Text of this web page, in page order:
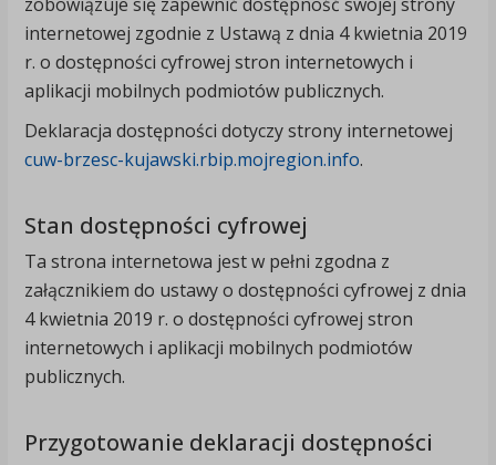
internetowej zgodnie z Ustawą z dnia 4 kwietnia 2019
r. o dostępności cyfrowej stron internetowych i
aplikacji mobilnych podmiotów publicznych.
Deklaracja dostępności dotyczy strony internetowej
cuw-brzesc-kujawski.rbip.mojregion.info.
Stan dostępności cyfrowej
Ta strona internetowa jest w pełni zgodna z
załącznikiem do ustawy o dostępności cyfrowej z dnia
4 kwietnia 2019 r. o dostępności cyfrowej stron
internetowych i aplikacji mobilnych podmiotów
publicznych.
Przygotowanie deklaracji dostępności